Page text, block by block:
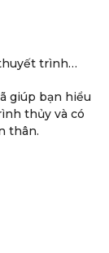
trình…
giúp bạn hiểu
thủy và có
thân.